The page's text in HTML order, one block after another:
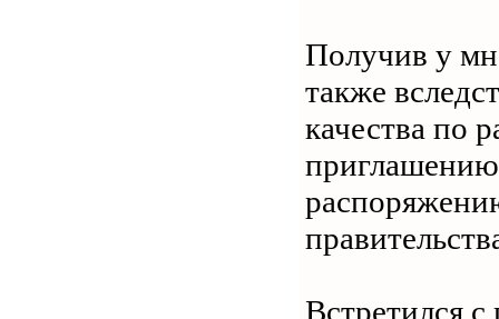
Получив у
также
качества по
приглашению
Встретился